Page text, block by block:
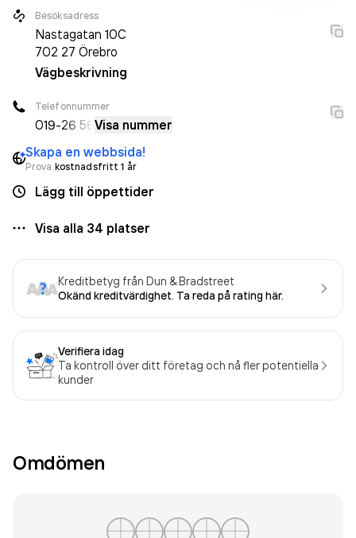
Besöksadress
Nastagatan 10C
702 27 Örebro
Vägbeskrivning
Telefonnummer
019-26 56 Visa nummer
Skapa en webbsida!
Prova kostnadsfritt 1 år
Lägg till öppettider
Visa alla 34 platser
Kreditbetyg från Dun & Bradstreet
Okänd kreditvärdighet. Ta reda på rating här.
Verifiera idag
Ta kontroll över ditt företag och nå fler potentiella
kunder
Omdömen